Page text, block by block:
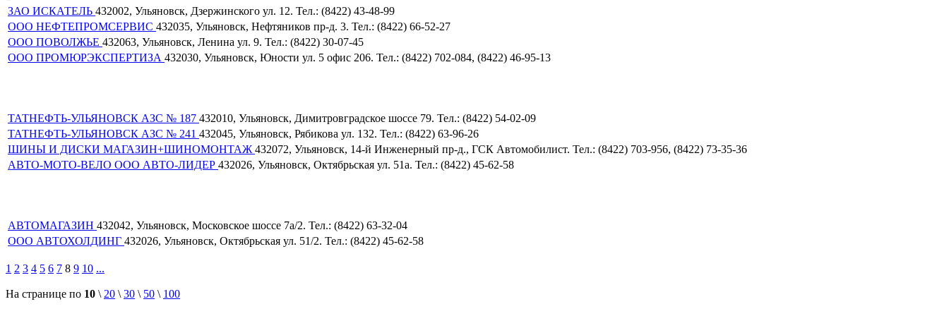
ЗАО ИСКАТЕЛЬ 432002, Ульяновск, Дзержинского ул. 12. Тел.: (8422) 43-48-99
ООО НЕФТЕПРОМСЕРВИС 432035, Ульяновск, Нефтяников пр-д. 3. Тел.: (8422) 66-52-27
ООО ПОВОЛЖЬЕ 432063, Ульяновск, Ленина ул. 9. Тел.: (8422) 30-07-45
ООО ПРОМЮРЭКСПЕРТИЗА 432030, Ульяновск, Юности ул. 5 офис 206. Тел.: (8422) 702-084, (8422) 46-95-13
ТАТНЕФТЬ-УЛЬЯНОВСК АЗС № 187 432010, Ульяновск, Димитровградское шоссе 79. Тел.: (8422) 54-02-09
ТАТНЕФТЬ-УЛЬЯНОВСК АЗС № 241 432045, Ульяновск, Рябикова ул. 132. Тел.: (8422) 63-96-26
ШИНЫ И ДИСКИ МАГАЗИН+ШИНОМОНТАЖ 432072, Ульяновск, 14-й Инженерный пр-д., ГСК Автомобилист. Тел.: (8422) 703-956, (8422) 73-35-36
АВТО-МОТО-ВЕЛО ООО АВТО-ЛИДЕР 432026, Ульяновск, Октябрьская ул. 51а. Тел.: (8422) 45-62-58
АВТОМАГАЗИН 432042, Ульяновск, Московское шоссе 7а/2. Тел.: (8422) 63-32-04
ООО АВТОХОЛДИНГ 432026, Ульяновск, Октябрьская ул. 51/2. Тел.: (8422) 45-62-58
1 2 3 4 5 6 7 8 9 10 ...
На странице по 10 \ 20 \ 30 \ 50 \ 100